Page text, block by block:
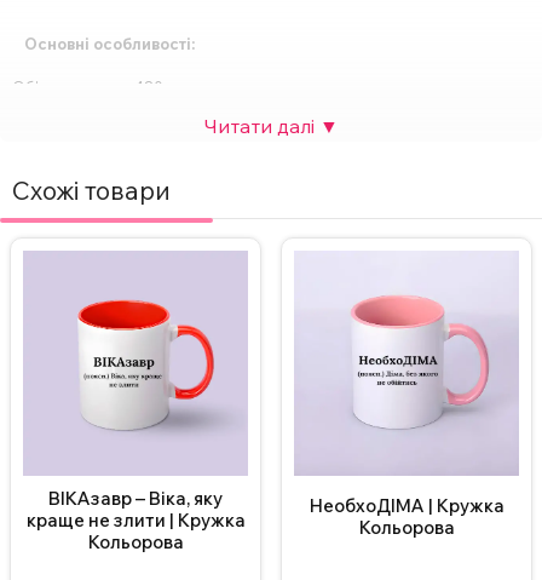
Основні особливості:
Об’єм кружки – 480 мл.
Спосіб нанесення напису – сублімація.
Ідеальний подарунок для будь-якого свята або особливої події.
За бажанням, надпис на кружці можна змінити, а також додати
фото. Вартість НЕ зміниться.
Для замовлення кружки з індивідуальним дизайном зв’яжіться
з нами в Інстаграмі, Телеграмі або залиште заявку на сайті.
Щоб не пошкодити принт, не рекомендується мити
кружку в посудомийній машині.
Схожі товари
ВІКАзавр – Віка, яку
краще не злити | Кружка
Кольорова
НеобхоДІМА | Кружка
Кольорова